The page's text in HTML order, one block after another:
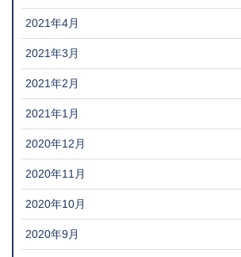
2021年4月
2021年3月
2021年2月
2021年1月
2020年12月
2020年11月
2020年10月
2020年9月